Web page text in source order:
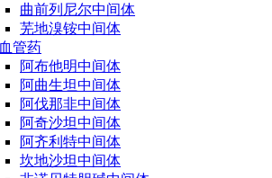
曲前列尼尔中间体
芜地溴铵中间体
管药
阿布他明中间体
阿曲生坦中间体
阿伐那非中间体
阿奇沙坦中间体
阿齐利特中间体
坎地沙坦中间体